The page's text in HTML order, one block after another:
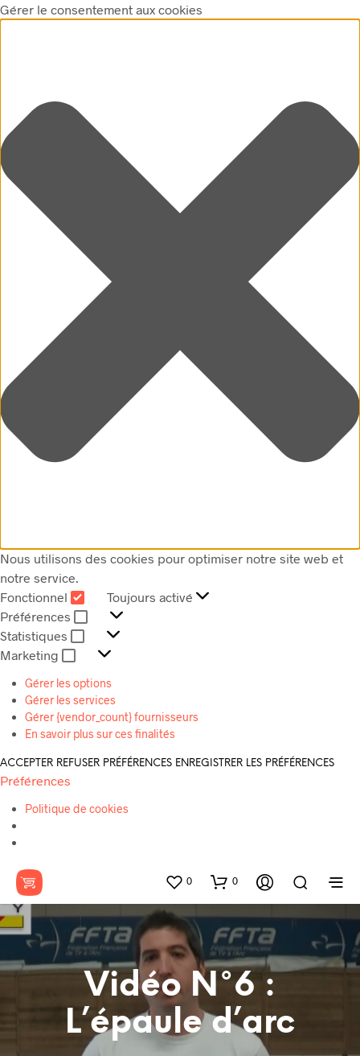
Gérer le consentement aux cookies
Nous utilisons des cookies pour optimiser notre site web et
notre service.
Fonctionnel
FONCTIONNEL
Toujours activé
Préférences
PRÉFÉRENCES
Statistiques
STATISTIQUES
Marketing
Gérer les options
Gérer les services
Gérer {vendor_count} fournisseurs
En savoir plus sur ces finalités
ACCEPTER REFUSER PRÉFÉRENCES ENREGISTRER LES PRÉFÉRENCES
Préférences
Politique de cookies
0 0
Vidéo N°6 :
L’épaule d’arc